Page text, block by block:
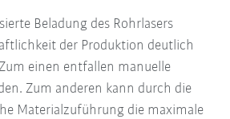
Beladung des Rohrlasers
der Produktion deutlich
einen entfallen manuelle
Zum anderen kann durch die
Materialzuführung die maximale